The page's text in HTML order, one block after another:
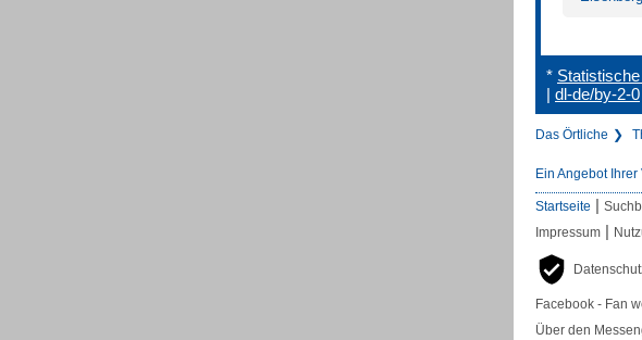
*
| dl-de/by-2-0
Das Örtliche
Ein Angebot
Startseite |
Impressum |
Facebook - Fan
Über den